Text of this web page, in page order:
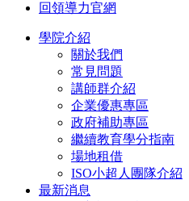
回領導力官網
學院介紹
關於我們
常見問題
講師群介紹
企業優惠專區
政府補助專區
繼續教育學分指南
場地租借
ISO小超人團隊介紹
最新消息